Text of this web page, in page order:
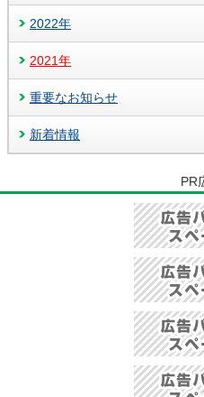
2022年
2021年
重要なお知らせ
新着情報
PR